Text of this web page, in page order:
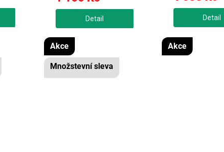
kvalitního plastu odolného...
cm, 290
RATO PLUS
polštáře,...
Akce Akce